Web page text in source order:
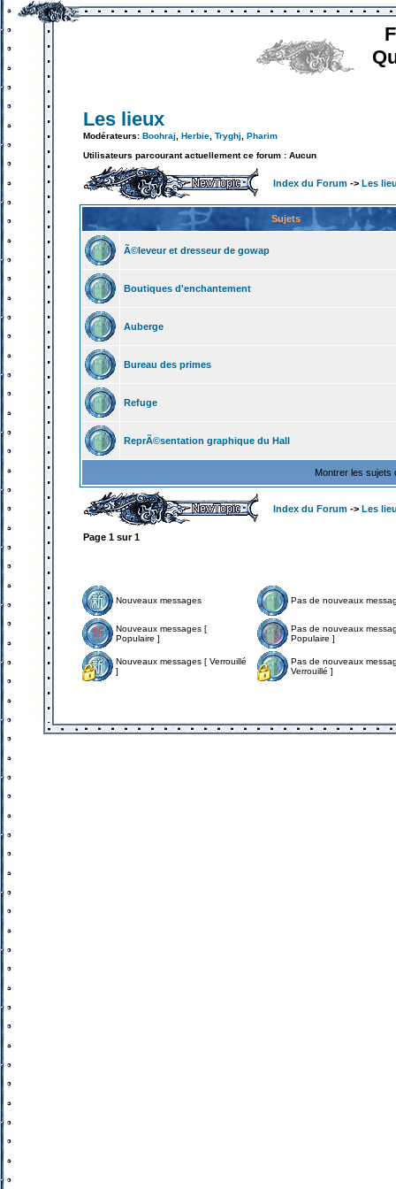
Les lieux
Modérateurs: Boohraj Herbie Tryghj
Pharim
Utilisateurs parcourant actuellement ce forum : Aucun
Index du Forum -> Les
Sujets
Ã©leveur et dresseur de gowap
Boutiques d'enchantement
Auberge
Bureau des primes
Refuge
ReprÃ©sentation graphique du Hall
Montrer les sujets
Index du Forum -> Les
Page 1 sur1
Nouveaux messages Pas de nouveaux
Nouveaux messages [
Populaire ]
Pas de nouveaux
Populaire ]
Nouveaux messages [ Verrouillé
]
Pas de nouveaux
Verrouillé ]